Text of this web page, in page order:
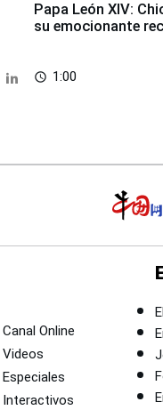
Papa León XIV:
su emocionante
access_time 1:00
Canal Online
Videos
Especiales
Interactivos